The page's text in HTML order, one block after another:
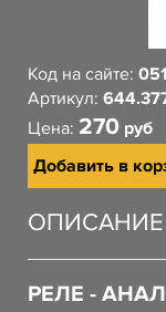
Код на сайте:
Артикул:
Цена: 270 руб
Добавить в
ОПИСАНИЕ
РЕЛЕ -